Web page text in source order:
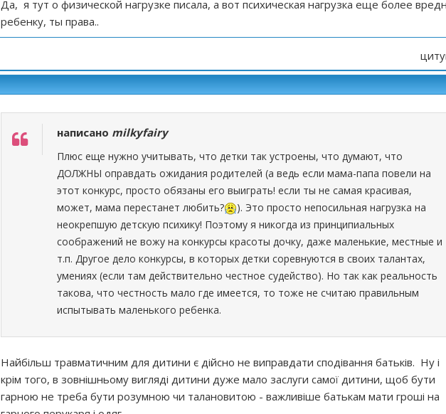
Да, я тут о физической нагрузке писала, а вот психическая нагрузка еще более
ребенку, ты права..
написано milkyfairy
Плюс еще нужно учитывать, что детки так устроены, что думают, что
ДОЛЖНЫ оправдать ожидания родителей (а ведь если мама-папа повели на
этот конкурс, просто обязаны его выиграть! если ты не самая красивая,
может, мама перестанет любить?
). Это просто непосильная нагрузка на
неокрепшую детскую психику! Поэтому я никогда из принципиальных
соображений не вожу на конкурсы красоты дочку, даже маленькие, местные и
т.п. Другое дело конкурсы, в которых детки соревнуются в своих талантах,
умениях (если там действительно честное судейство). Но так как реальность
такова, что честность мало где имеется, то тоже не считаю правильным
испытывать маленького ребенка.
Найбільш травматичним для дитини є дійсно не виправдати сподівання батьків. Ну і
крім того, в зовнішньому вигляді дитини дуже мало заслуги самої дитини, щоб бути
гарною не треба бути розумною чи талановитою - важливіше батькам мати гроші на